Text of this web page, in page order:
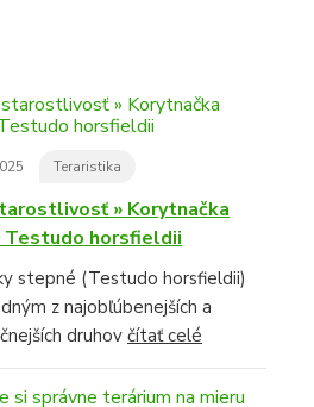
Teraristika
» Korytnačka
horsfieldii
stepné (Testudo horsfieldii)
z najobľúbenejších a
druhovčítať celé